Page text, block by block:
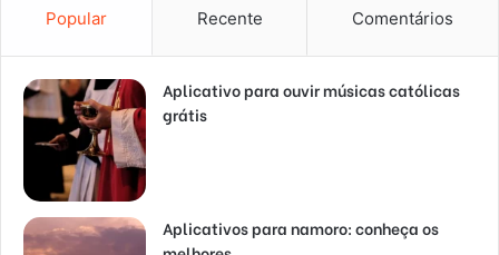
Popular Recente Comentários
Aplicativo para ouvir músicas católicas
grátis
Aplicativos para namoro: conheça os